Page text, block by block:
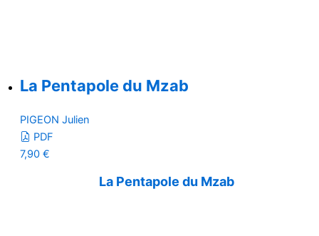
La Pentapole du Mzab
PIGEON Julien
PDF
7,90 €
La Pentapole du Mzab